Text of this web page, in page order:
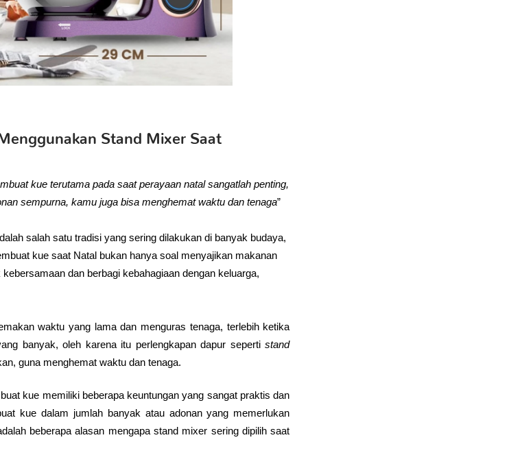
Stand Mixer Saat
kue terutama pada saat perayaan natal sangatlah penting,
sempurna, kamu juga bisa menghemat waktu dan tenaga”
salah satu tradisi yang sering dilakukan di banyak budaya,
kue saat Natal bukan hanya soal menyajikan makanan
dan berbagi kebahagiaan dengan keluarga,
waktu yang lama dan menguras tenaga, terlebih ketika
banyak, oleh karena itu perlengkapan dapur seperti stand
guna menghemat waktu dan tenaga.
kue memiliki beberapa keuntungan yang sangat praktis dan
kue dalam jumlah banyak atau adonan yang memerlukan
beberapa alasan mengapa stand mixer sering dipilih saat